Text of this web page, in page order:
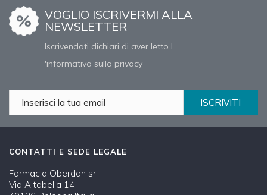
VOGLIO ISCRIVERMI ALLA
NEWSLETTER
Iscrivendoti dichiari di aver letto l
'informativa sulla privacy
ISCRIVITI
CONTATTI E SEDE LEGALE
Farmacia Oberdan srl
Via Altabella 14